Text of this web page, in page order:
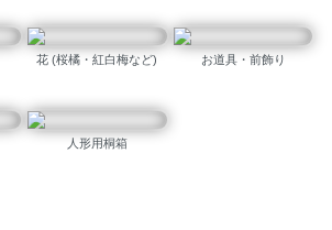
花 (桜橘・紅白梅など) お道具・前飾り
人形用桐箱